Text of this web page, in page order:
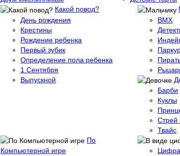
Какой повод?
День рождения
Крестины
Рождение ребенка
Первый зубик
Определение пола ребенка
1 Сентября
Выпускной
BMX
Барби
Куклы
Стрей
Твайс
По
Компьютерной игре